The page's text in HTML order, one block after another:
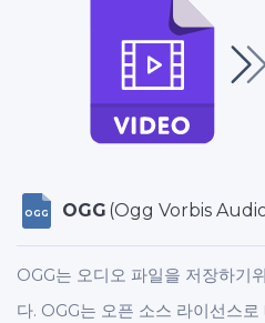
OGG OGG (Ogg Vorbis
OGG는 오디오 파일을 저장하기
다. OGG는 오픈 소스 라이선스